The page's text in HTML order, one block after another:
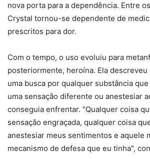
nova porta para a dependência. Entre
Crystal tornou-se dependente de
prescritos para dor.
Com o tempo, o uso evoluiu para
posteriormente, heroína. Ela descreveu
uma busca por qualquer substância
uma sensação diferente ou anestesiar
conseguia enfrentar. "Qualquer coisa
sensação engraçada, qualquer coisa
anestesiar meus sentimentos e aquele
mecanismo de defesa que eu tinha",